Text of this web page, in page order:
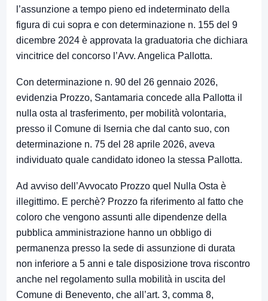
l’assunzione a tempo pieno ed indeterminato della
figura di cui sopra e con determinazione n. 155 del 9
dicembre 2024 è approvata la graduatoria che dichiara
vincitrice del concorso l’Avv. Angelica Pallotta.
Con determinazione n. 90 del 26 gennaio 2026,
evidenzia Prozzo, Santamaria concede alla Pallotta il
nulla osta al trasferimento, per mobilità volontaria,
presso il Comune di Isernia che dal canto suo, con
determinazione n. 75 del 28 aprile 2026, aveva
individuato quale candidato idoneo la stessa Pallotta.
Ad avviso dell’Avvocato Prozzo quel Nulla Osta è
illegittimo. E perchè? Prozzo fa riferimento al fatto che
coloro che vengono assunti alle dipendenze della
pubblica amministrazione hanno un obbligo di
permanenza presso la sede di assunzione di durata
non inferiore a 5 anni e tale disposizione trova riscontro
anche nel regolamento sulla mobilità in uscita del
Comune di Benevento, che all’art. 3, comma 8,